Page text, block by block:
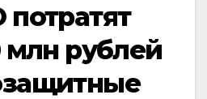
млн рублей